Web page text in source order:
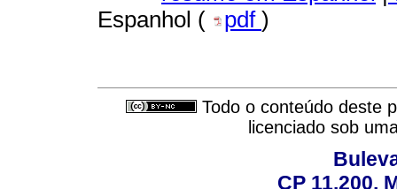
Espanhol (
pdf )
Todo o conteúdo deste
licenciado sob
CP 11.200,